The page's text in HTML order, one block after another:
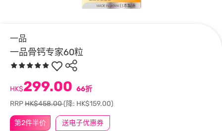
一品
一品骨钙专家60粒
第2件半价 送电子优惠券
HK$299.00 66折
RRPHK$458.00(降: HK$159.00)